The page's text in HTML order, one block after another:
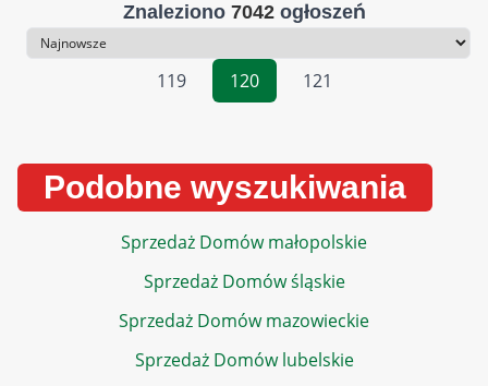
Znaleziono 7042ogłoszeń
Sortowanie
119
120 121
Podobne wyszukiwania
Sprzedaż Domów małopolskie
Sprzedaż Domów śląskie
Sprzedaż Domów mazowieckie
Sprzedaż Domów lubelskie